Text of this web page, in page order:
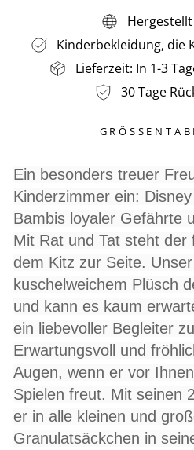
Kinderbekleidung, die
Lieferzeit: In 1-3
30 Tage
Ein besonders treuer
Kinderzimmer ein:
Bambis loyaler Gefährte
Mit Rat und Tat steht der
dem Kitz zur Seite.
kuschelweichem Plüsch
und kann es kaum
ein liebevoller Begleiter
Erwartungsvoll und
Augen, wenn er vor
Spielen freut. Mit seinen
er in alle kleinen und
Granulatsäckchen in